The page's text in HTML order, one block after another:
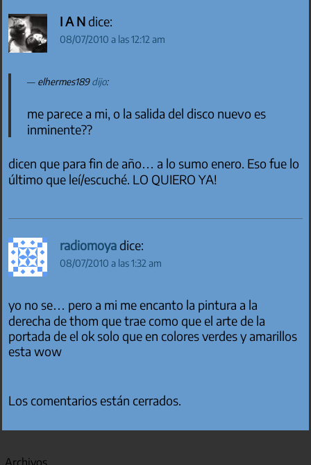
I A Ndice:
08/07/2010 a las 12:12 am
elhermes189dijo:
me parece a mi, o la salida del disco nuevo es
inminente??
dicen que para fin de año… a lo sumo enero. Eso fue lo
último que leí/escuché. LO QUIERO YA!
radiomoyadice:
08/07/2010 a las 1:32 am
yo no se… pero a mi me encanto la pintura a la
derecha de thom que trae como que el arte de la
portada de el ok solo que en colores verdes y amarillos
esta wow
Los comentarios están cerrados.
Archivos